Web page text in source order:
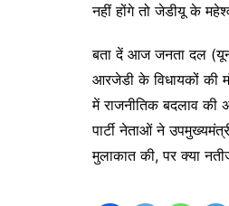
नहीं होंगे तो जेडीयू के
बता दें आज जनता दल
आरजेडी के विधायकों की
में राजनीतिक बदलाव की
पार्टी नेताओं ने
मुलाकात की, पर क्या